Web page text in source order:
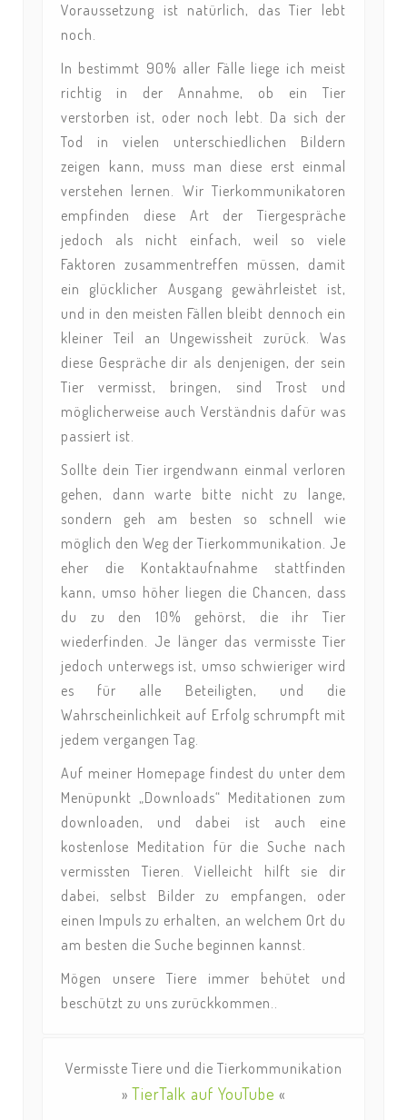
Voraussetzung ist natürlich, das Tier lebt
noch.
In bestimmt 90% aller Fälle liege ich meist
richtig in der Annahme, ob ein Tier
verstorben ist, oder noch lebt. Da sich der
Tod in vielen unterschiedlichen Bildern
zeigen kann, muss man diese erst einmal
verstehen lernen. Wir Tierkommunikatoren
empfinden diese Art der Tiergespräche
jedoch als nicht einfach, weil so viele
Faktoren zusammentreffen müssen, damit
ein glücklicher Ausgang gewährleistet ist,
und in den meisten Fällen bleibt dennoch ein
kleiner Teil an Ungewissheit zurück. Was
diese Gespräche dir als denjenigen, der sein
Tier vermisst, bringen, sind Trost und
möglicherweise auch Verständnis dafür was
passiert ist.
Sollte dein Tier irgendwann einmal verloren
gehen, dann warte bitte nicht zu lange,
sondern geh am besten so schnell wie
möglich den Weg der Tierkommunikation. Je
eher die Kontaktaufnahme stattfinden
kann, umso höher liegen die Chancen, dass
du zu den 10% gehörst, die ihr Tier
wiederfinden. Je länger das vermisste Tier
jedoch unterwegs ist, umso schwieriger wird
es für alle Beteiligten, und die
Wahrscheinlichkeit auf Erfolg schrumpft mit
jedem vergangen Tag.
Auf meiner Homepage findest du unter dem
Menüpunkt „Downloads“ Meditationen zum
downloaden, und dabei ist auch eine
kostenlose Meditation für die Suche nach
vermissten Tieren. Vielleicht hilft sie dir
dabei, selbst Bilder zu empfangen, oder
einen Impuls zu erhalten, an welchem Ort du
am besten die Suche beginnen kannst.
Mögen unsere Tiere immer behütet und
beschützt zu uns zurückkommen..
Vermisste Tiere und die Tierkommunikation
» TierTalk auf YouTube «